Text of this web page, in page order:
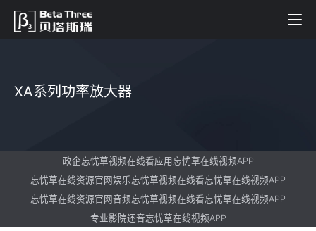
XA系列功率放大器
政企忘忧草视频在线看应用忘忧草在线视频APP
忘忧草在线资源官网娱乐忘忧草视频在线看忘忧草在线视频APP
忘忧草在线资源官网音频忘忧草视频在线看忘忧草在线视频APP
专业影院还音忘忧草在线视频APP